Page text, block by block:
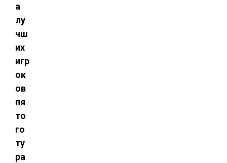
а
лу
чш
их
игр
ок
ов
пя
то
го
ту
ра